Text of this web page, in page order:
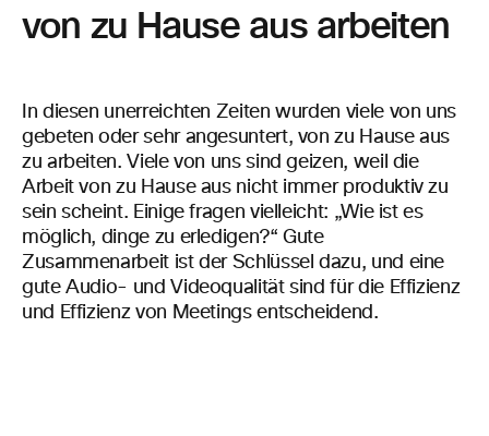
von zu Hause aus arbeiten
In diesen unerreichten Zeiten wurden viele von uns
gebeten oder sehr angesuntert, von zu Hause aus
zu arbeiten. Viele von uns sind geizen, weil die
Arbeit von zu Hause aus nicht immer produktiv zu
sein scheint. Einige fragen vielleicht: „Wie ist es
möglich, dinge zu erledigen?“ Gute
Zusammenarbeit ist der Schlüssel dazu, und eine
gute Audio- und Videoqualität sind für die Effizienz
und Effizienz von Meetings entscheidend.